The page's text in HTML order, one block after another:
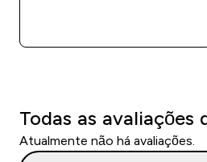
Todas as avaliações
Atualmente não há avaliações.